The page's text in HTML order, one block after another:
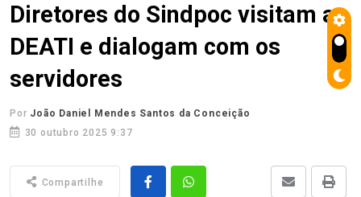
Diretores do Sindpoc visitam a
DEATI e dialogam com os
servidores
Por João Daniel Mendes Santos da Conceição
30 outubro 2025 9:37
Compartilhe